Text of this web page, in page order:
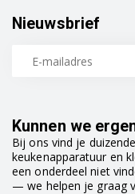
Kunnen we
Bij ons vind je
keukenapparatuur en
een onderdeel niet
— we helpen je graag
Nieuwsbrief